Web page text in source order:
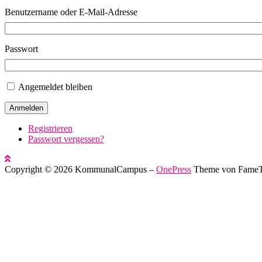
Benutzername oder E-Mail-Adresse
Passwort
Angemeldet bleiben
Anmelden
Registrieren
Passwort vergessen?
Copyright © 2026 KommunalCampus – OnePress Theme von